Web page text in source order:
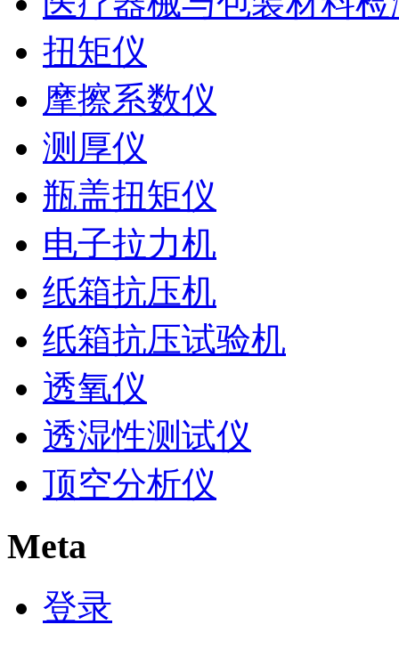
扭矩仪
摩擦系数仪
测厚仪
瓶盖扭矩仪
电子拉力机
纸箱抗压机
纸箱抗压试验机
透氧仪
透湿性测试仪
顶空分析仪
Meta
登录